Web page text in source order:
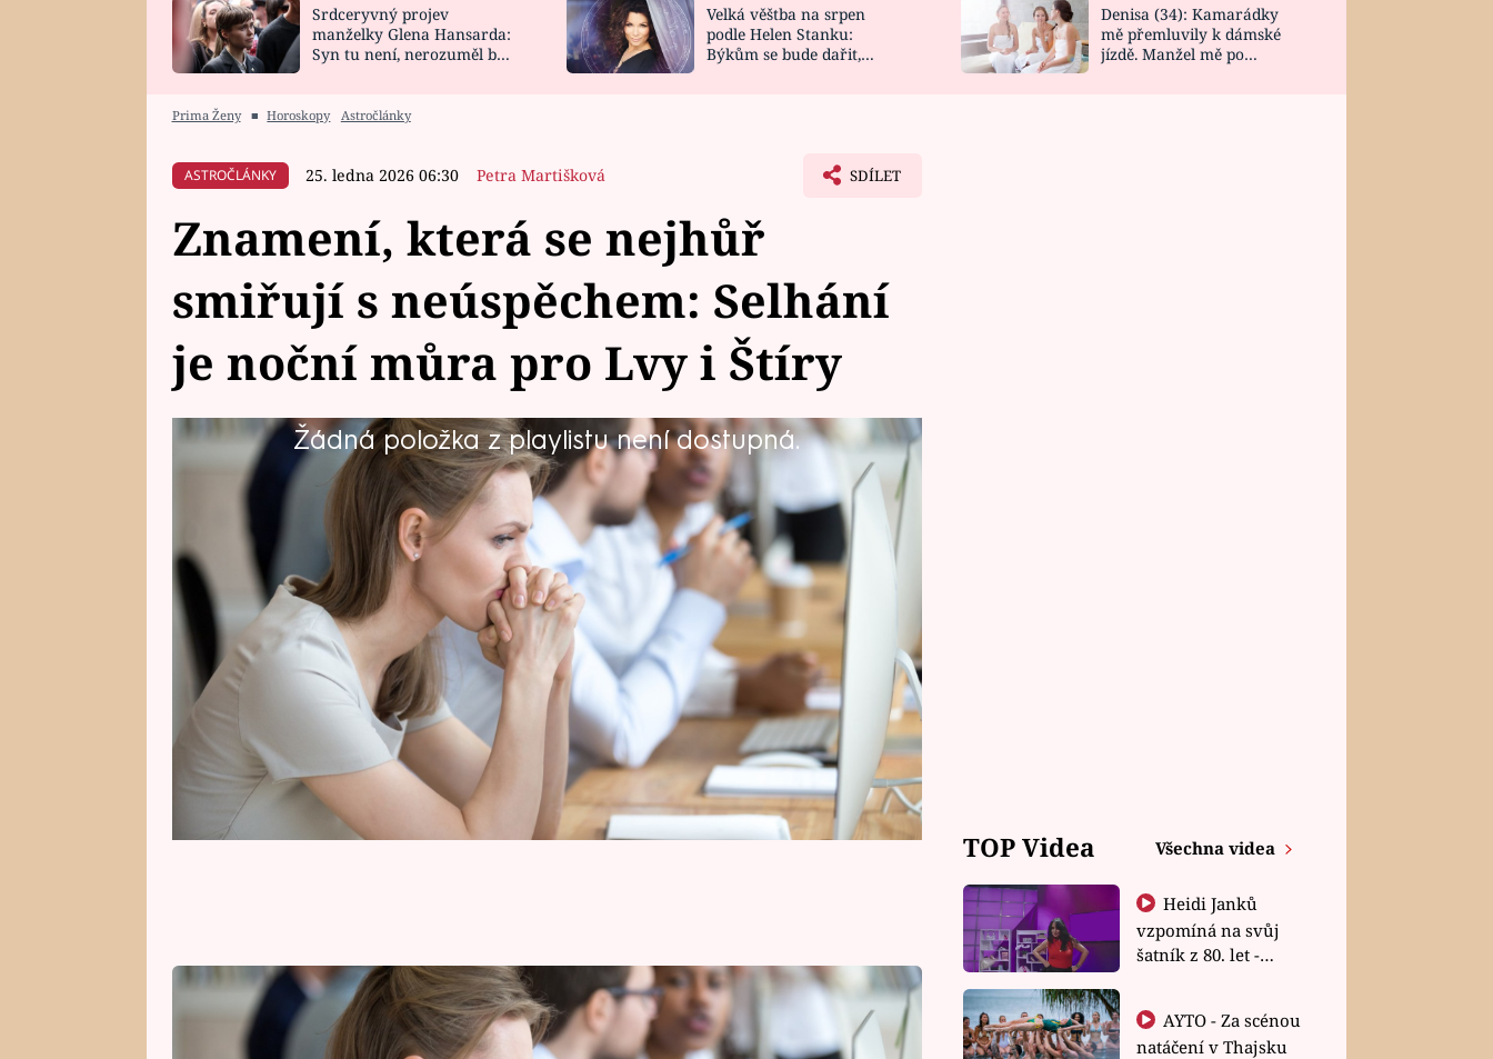
HOROSKOP NA
CELEBRITY
VAŘENÍ
NOVINKY
VIDEORECEPTY
DESIGN
Srdceryvný projev
manželky Glena Hansarda:
Syn tu není, nerozuměl by
Velká věštba na srpen
podle Helen Stanku:
Býkům se bude dařit,
Denisa (34): Kamarádky
mě přemluvily k dámské
jízdě. Manžel mě po
Prima Ženy ■ Horoskopy Astročlánky
ASTROČLÁNKY 25. ledna 2026 06:30 Petra Martišková SDÍLET
Znamení, která se nejhůř
smiřují s neúspěchem: Selhání
je noční můra pro Lvy i Štíry
Žádná položka z playlistu není dostupná.
Neúspěch bolí každého. Ale zatímco někteří ho berou jako zkušenost
a jdou dál, jiní ho prožívají velmi osobně a intenzivně. Mají totiž
neodbytný pocit, že selhali. Která znamení se s neúspěchem
vyrovnávají výrazně hůř než ostatní? Je mezi nimi i to vaše?
TOP Videa Všechna videa
Heidi Janků
vzpomíná na svůj
šatník z 80. let -
natáčení v Thajsku